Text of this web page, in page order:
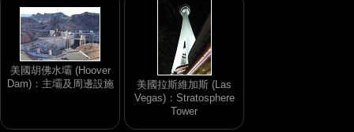
美國胡佛水壩 (Hoover
Dam)：主壩及周邊設施
美國拉斯維加斯 (Las
Vegas)：Stratosphere
Tower